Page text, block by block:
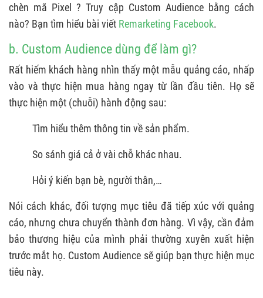
chèn mã Pixel ? Truy cập Custom Audience bằng cách
nào? Bạn tìm hiểu bài viết Remarketing Facebook.
b. Custom Audience dùng để làm gì?
Rất hiếm khách hàng nhìn thấy một mẫu quảng cáo, nhấp
vào và thực hiện mua hàng ngay từ lần đầu tiên. Họ sẽ
thực hiện một (chuỗi) hành động sau:
Tìm hiểu thêm thông tin về sản phẩm.
So sánh giá cả ở vài chỗ khác nhau.
Hỏi ý kiến bạn bè, người thân,…
Nói cách khác, đối tượng mục tiêu đã tiếp xúc với quảng
cáo, nhưng chưa chuyển thành đơn hàng. Vì vậy, cần đảm
bảo thương hiệu của mình phải thường xuyên xuất hiện
trước mắt họ. Custom Audience sẽ giúp bạn thực hiện mục
tiêu này.